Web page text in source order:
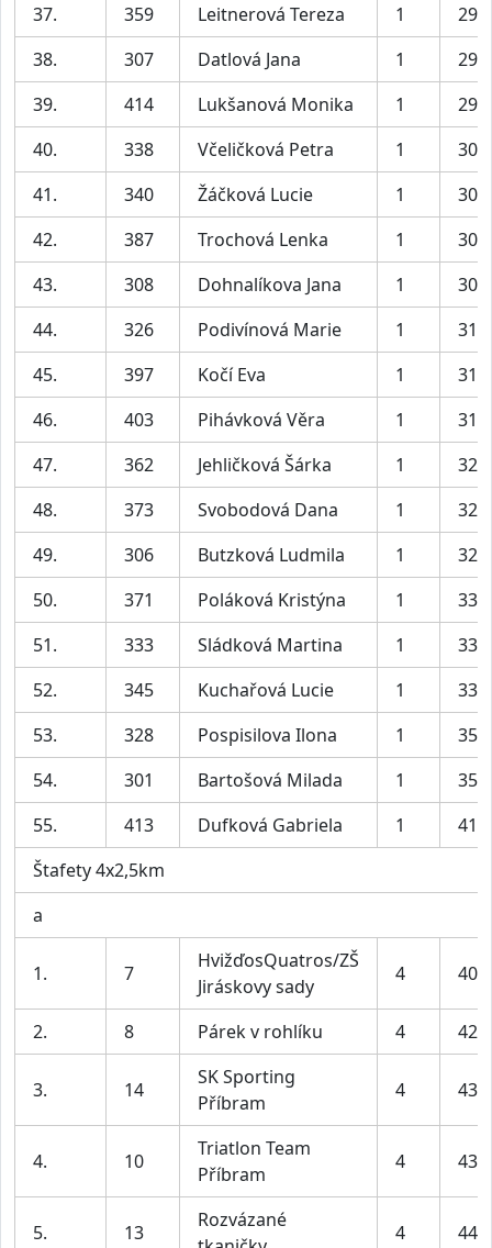
37.
359 Leitnerová Tereza 1
38.
307 Datlová Jana 1
39.
414 Lukšanová Monika 1
40.
338 Včeličková Petra 1
41.
340 Žáčková Lucie 1
42.
387 Trochová Lenka 1
43.
308 Dohnalíkova Jana 1
44.
326 Podivínová Marie 1
45.
397 Kočí Eva 1
46.
403 Pihávková Věra 1
47.
362 Jehličková Šárka 1
48.
373 Svobodová Dana 1
49.
306 Butzková Ludmila 1
50.
371 Poláková Kristýna 1
51.
333 Sládková Martina 1
52.
345 Kuchařová Lucie 1
53.
328 Pospisilova Ilona 1
54.
301 Bartošová Milada 1
55.
413 Dufková Gabriela 1
Štafety 4x2,5km
a
1. 7
HvižďosQuatros/ZŠ
Jiráskovy sady
4
2. 8 Párek v rohlíku 4
3. 14
SK Sporting
Příbram
4
4. 10
Triatlon Team
Příbram
4
5. 13
Rozvázané
4